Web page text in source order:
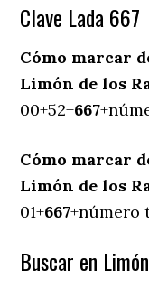
Clave Lada 667
Cómo marcar
Limón de los
00+52+667
Cómo marcar
Limón de los
01+667+número
Buscar en